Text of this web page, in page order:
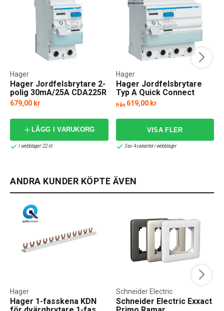
Hager Jordfelsbrytare 2-
polig 30mA/25A CDA225R
Hager
679,00 kr
LÄGG I VARUKORG
I webblager: 22 st
Hager Jordfelsbrytare
Typ A Quick Connect
Hager
från 619,00 kr
3 av 4 varianter i webblager
ANDRA KUNDER KÖPTE ÄVEN
Hager 1-fasskena KDN
Hager
Schneider Electric Exxact
Schneider Electric